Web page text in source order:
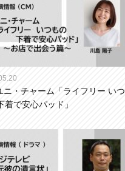
ニ・チャーム「ライフリー いつ
着で安心パッド」